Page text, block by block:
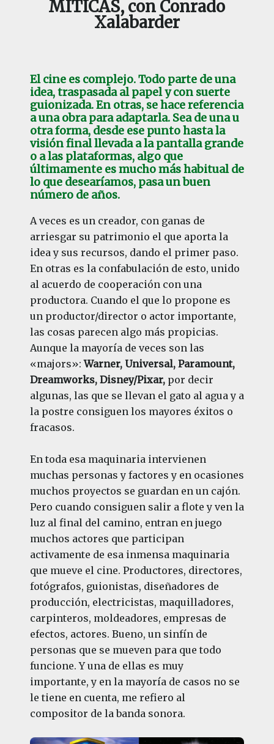
MÍTICAS, con Conrado
Xalabarder
El cine es complejo. Todo parte de una
idea, traspasada al papel y con suerte
guionizada. En otras, se hace referencia
a una obra para adaptarla. Sea de una u
otra forma, desde ese punto hasta la
visión final llevada a la pantalla grande
o a las plataformas, algo que
últimamente es mucho más habitual de
lo que desearíamos, pasa un buen
número de años.
A veces es un creador, con ganas de
arriesgar su patrimonio el que aporta la
idea y sus recursos, dando el primer paso.
En otras es la confabulación de esto, unido
al acuerdo de cooperación con una
productora. Cuando el que lo propone es
un productor/director o actor importante,
las cosas parecen algo más propicias.
Aunque la mayoría de veces son las
«majors»: Warner, Universal, Paramount,
Dreamworks, Disney/Pixar,por decir
algunas, las que se llevan el gato al agua y a
la postre consiguen los mayores éxitos o
fracasos.
En toda esa maquinaria intervienen
muchas personas y factores y en ocasiones
muchos proyectos se guardan en un cajón.
Pero cuando consiguen salir a flote y ven la
luz al final del camino, entran en juego
muchos actores que participan
activamente de esa inmensa maquinaria
que mueve el cine. Productores, directores,
fotógrafos, guionistas, diseñadores de
producción, electricistas, maquilladores,
carpinteros, moldeadores, empresas de
efectos, actores. Bueno, un sinfín de
personas que se mueven para que todo
funcione. Y una de ellas es muy
importante, y en la mayoría de casos no se
le tiene en cuenta, me refiero al
compositor de la banda sonora.